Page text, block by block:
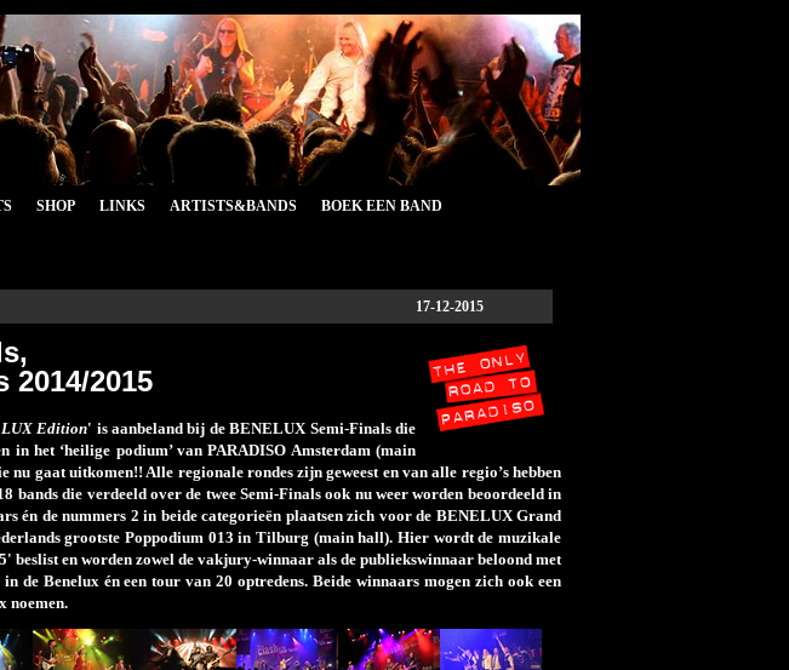
SHOP LINKS ARTISTS&BANDS BOEK EEN BAND
17-12-2015
2014/2015
Edition' is aanbeland bij de BENELUX Semi-Finals die
in het ‘heilige podium’ van PARADISO Amsterdam (main
gaat uitkomen!! Alle regionale rondes zijn geweest en van alle regio’s hebben
bands die verdeeld over de twee Semi-Finals ook nu weer worden beoordeeld in
én de nummers 2 in beide categorieën plaatsen zich voor de BENELUX Grand
grootste Poppodium 013 in Tilburg (main hall). Hier wordt de muzikale
beslist en worden zowel de vakjury-winnaar als de publiekswinnaar beloond met
de Benelux én een tour van 20 optredens. Beide winnaars mogen zich ook een
noemen.